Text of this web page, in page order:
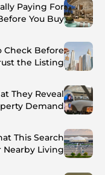
Paying For
You Buy
Check Before
the Listing
They Reveal
Demand
This Search
Nearby Living